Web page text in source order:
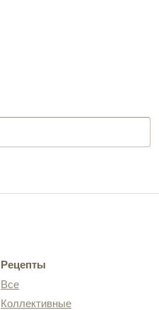
Рецепты
Все
Коллективные